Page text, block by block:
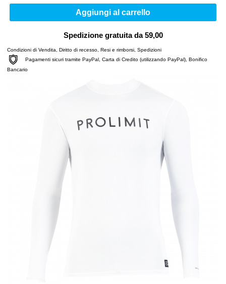
Aggiungi al carrello
Spedizione gratuita da 59,00
Condizioni di Vendita Diritto di recesso Resi e rimborsi Spedizioni
Pagamenti sicuri tramite PayPal, Carta di Credito (utilizzando PayPal), Bonifico
Bancario